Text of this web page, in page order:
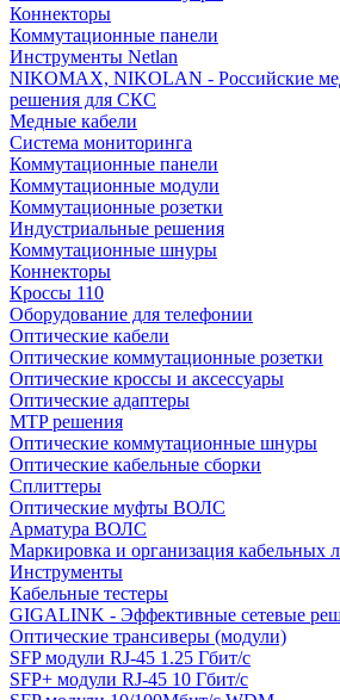
Коннекторы
Коммутационные панели
Инструменты Netlan
NIKOMAX, NIKOLAN - Российские
решения для СКС
Медные кабели
Система мониторинга
Коммутационные панели
Коммутационные модули
Коммутационные розетки
Индустриальные решения
Коммутационные шнуры
Коннекторы
Кроссы 110
Оборудование для телефонии
Оптические кабели
Оптические коммутационные розетки
Оптические кроссы и аксессуары
Оптические адаптеры
MTP решения
Оптические коммутационные шнуры
Оптические кабельные сборки
Сплиттеры
Оптические муфты ВОЛС
Арматура ВОЛС
Маркировка и организация кабельных
Инструменты
Кабельные тестеры
GIGALINK - Эффективные сетевые
Оптические трансиверы (модули)
SFP модули RJ-45 1.25 Гбит/c
SFP+ модули RJ-45 10 Гбит/c